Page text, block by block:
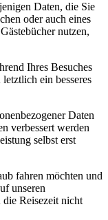
Daten, die Sie
oder auch eines
nutzen,
Ihres Besuches
ein besseres
Daten
verbessert werden
selbst erst
fahren möchten und
unseren
die Reisezeit nicht